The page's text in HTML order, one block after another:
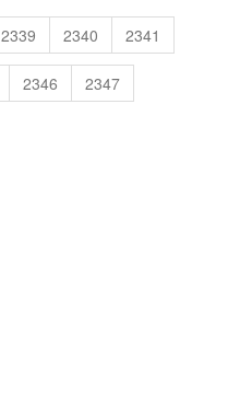
2339 2340 2341
2346 2347